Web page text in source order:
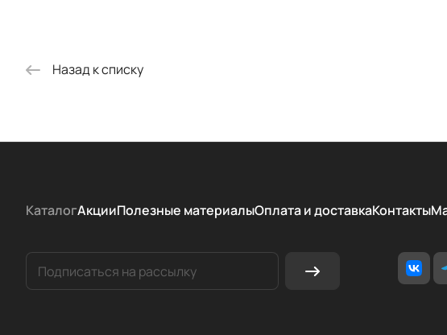
Назад к списку
КаталогАкцииПолезные материалыОплата и доставкаКонтакты